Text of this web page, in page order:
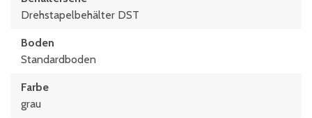
Drehstapelbehälter DST
Boden
Standardboden
Farbe
grau